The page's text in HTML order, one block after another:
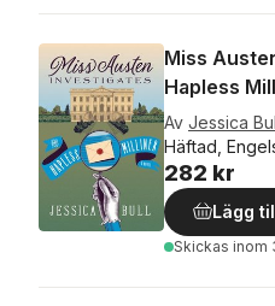
Miss
Hapless
Av Jessica
Häftad,
282 kr
Lägg
Skickas inom